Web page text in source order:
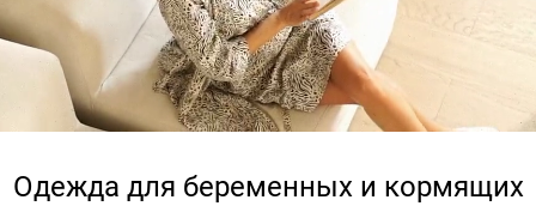
Одежда для беременных и кормящих